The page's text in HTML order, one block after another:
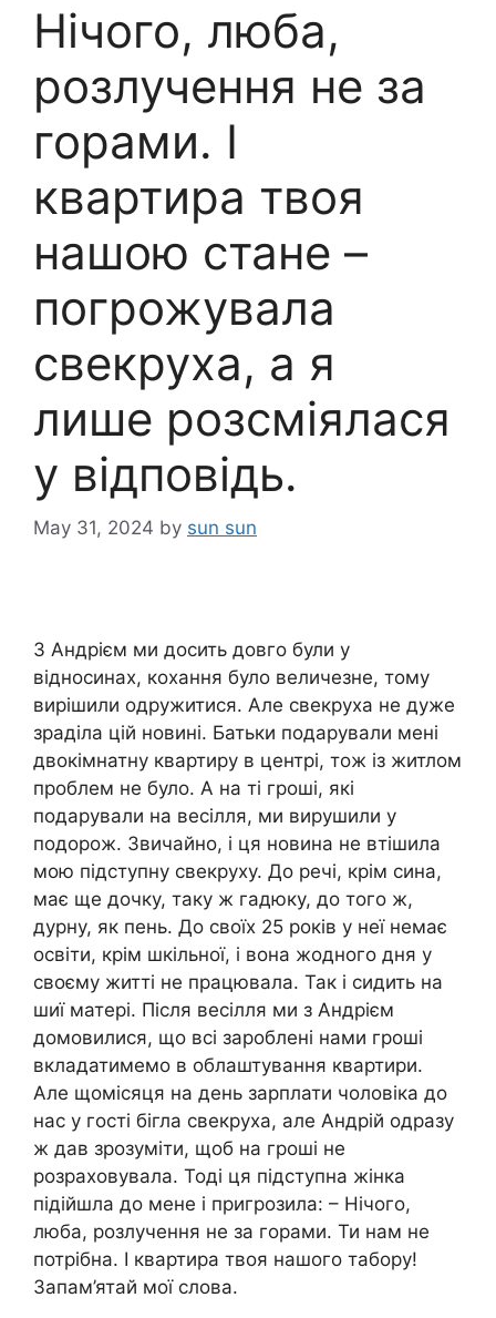
Нічого, люба,
розлучення не за
горами. І
квартира твоя
нашою стане –
погрожувала
свекруха, а я
лише розсміялася
у відповідь.
May 31, 2024 by sun sun
З Андрієм ми досить довго були у
відносинах, кохання було величезне, тому
вирішили одружитися. Але свекруха не дуже
зраділа цій новині. Батьки подарували мені
двокімнатну квартиру в центрі, тож із житлом
проблем не було. А на ті гроші, які
подарували на весілля, ми вирушили у
подорож. Звичайно, і ця новина не втішила
мою підступну свекруху. До речі, крім сина,
має ще дочку, таку ж гадюку, до того ж,
дурну, як пень. До своїх 25 років у неї немає
освіти, крім шкільної, і вона жодного дня у
своєму житті не працювала. Так і сидить на
шиї матері. Після весілля ми з Андрієм
домовилися, що всі зароблені нами гроші
вкладатимемо в облаштування квартири.
Але щомісяця на день зарплати чоловіка до
нас у гості бігла свекруха, але Андрій одразу
ж дав зрозуміти, щоб на гроші не
розраховувала. Тоді ця підступна жінка
підійшла до мене і пригрозила: – Нічого,
люба, розлучення не за горами. Ти нам не
потрібна. І квартира твоя нашого табору!
Запам’ятай мої слова.